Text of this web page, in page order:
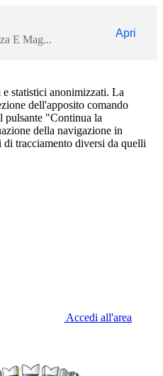
E Mag...
Apri
statistici anonimizzati. La
dell'apposito comando
pulsante "Continua la
della navigazione in
di tracciamento diversi da quelli
Accedi all'area